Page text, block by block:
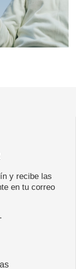
y recibe las
en tu correo